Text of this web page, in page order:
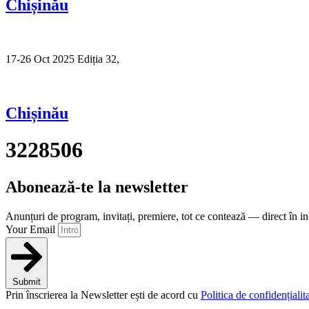
Chișinău
17-26 Oct 2025 Ediția 32,
Chișinău
3228506
Abonează-te la newsletter
Anunțuri de program, invitați, premiere, tot ce contează — direct în
Your Email
Submit
Prin înscrierea la Newsletter ești de acord cu Politica de